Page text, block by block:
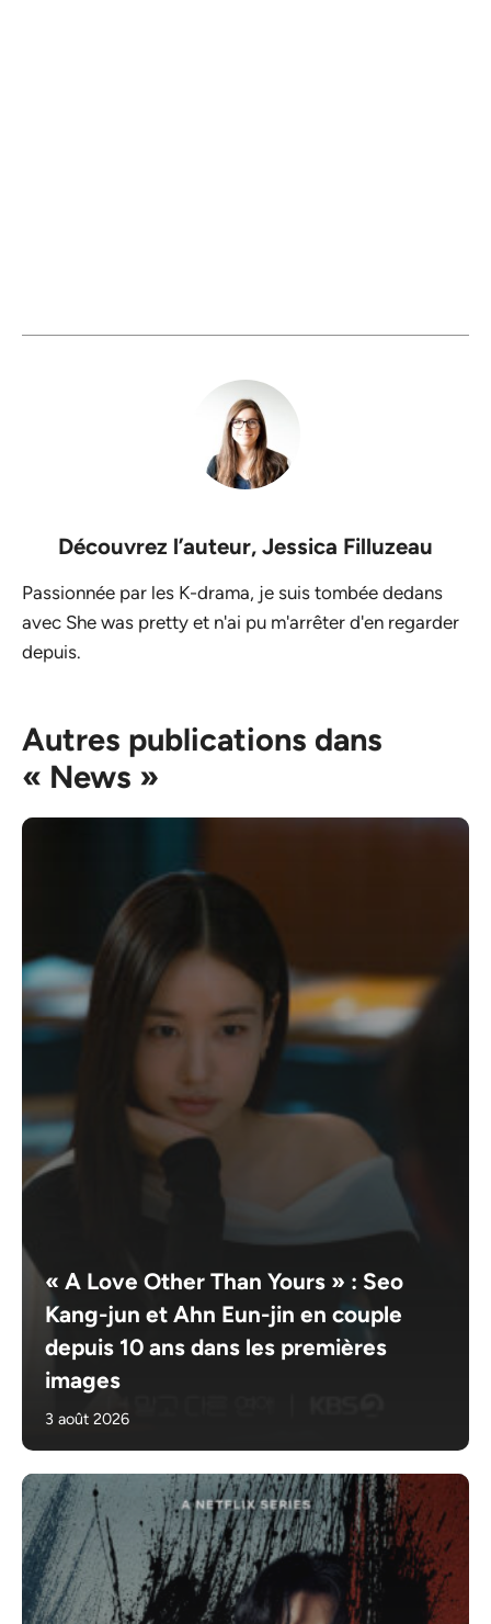
Découvrez l’auteur, Jessica Filluzeau
Passionnée par les K-drama, je suis tombée dedans
avec She was pretty et n'ai pu m'arrêter d'en regarder
depuis.
Autres publications dans
« News »
« A Love Other Than Yours » : Seo
Kang-jun et Ahn Eun-jin en couple
depuis 10 ans dans les premières
images
3 août 2026